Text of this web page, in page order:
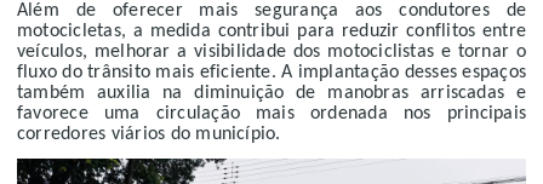
Além de oferecer mais segurança aos condutores de
motocicletas, a medida contribui para reduzir conflitos entre
veículos, melhorar a visibilidade dos motociclistas e tornar o
fluxo do trânsito mais eficiente. A implantação desses espaços
também auxilia na diminuição de manobras arriscadas e
favorece uma circulação mais ordenada nos principais
corredores viários do município.